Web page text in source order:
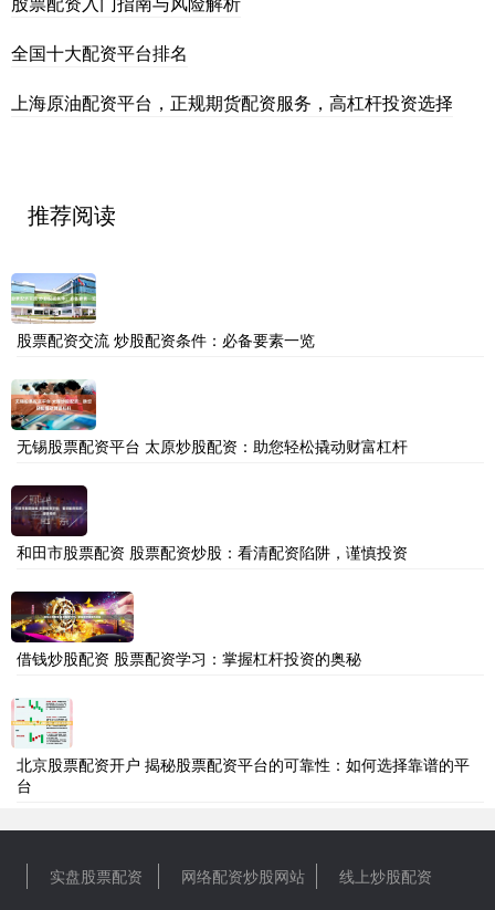
全国十大配资平台排名
上海原油配资平台，正规期货配资服务，高杠杆投资选择
推荐阅读
股票配资交流 炒股配资条件：必备要素一览
无锡股票配资平台 太原炒股配资：助您轻松撬动财富杠杆
和田市股票配资 股票配资炒股：看清配资陷阱，谨慎投资
借钱炒股配资 股票配资学习：掌握杠杆投资的奥秘
北京股票配资开户 揭秘股票配资平台的可靠性：如何选择靠谱的平
台
实盘股票配资 网络配资炒股网站 线上炒股配资